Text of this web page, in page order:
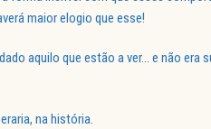
maior elogio que esse!
aquilo que estão a ver… e não era
na história.